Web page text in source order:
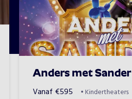
Anders met Sander
Vanaf €595 • Kindertheaters